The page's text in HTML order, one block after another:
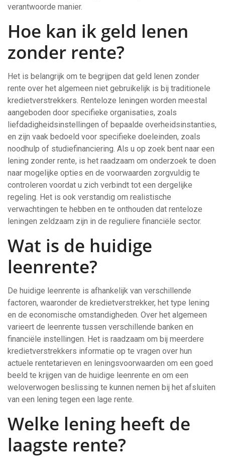
verantwoorde manier.
Hoe kan ik geld lenen
zonder rente?
Het is belangrijk om te begrijpen dat geld lenen zonder
rente over het algemeen niet gebruikelijk is bij traditionele
kredietverstrekkers. Renteloze leningen worden meestal
aangeboden door specifieke organisaties, zoals
liefdadigheidsinstellingen of bepaalde overheidsinstanties,
en zijn vaak bedoeld voor specifieke doeleinden, zoals
noodhulp of studiefinanciering. Als u op zoek bent naar een
lening zonder rente, is het raadzaam om onderzoek te doen
naar mogelijke opties en de voorwaarden zorgvuldig te
controleren voordat u zich verbindt tot een dergelijke
regeling. Het is ook verstandig om realistische
verwachtingen te hebben en te onthouden dat renteloze
leningen zeldzaam zijn in de reguliere financiële sector.
Wat is de huidige
leenrente?
De huidige leenrente is afhankelijk van verschillende
factoren, waaronder de kredietverstrekker, het type lening
en de economische omstandigheden. Over het algemeen
varieert de leenrente tussen verschillende banken en
financiële instellingen. Het is raadzaam om bij meerdere
kredietverstrekkers informatie op te vragen over hun
actuele rentetarieven en leningsvoorwaarden om een goed
beeld te krijgen van de huidige leenrente en om een
weloverwogen beslissing te kunnen nemen bij het afsluiten
van een lening tegen een lage rente.
Welke lening heeft de
laagste rente?